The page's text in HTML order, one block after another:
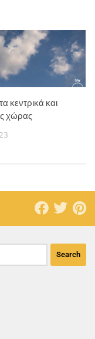
κεντρικά και
χώρας